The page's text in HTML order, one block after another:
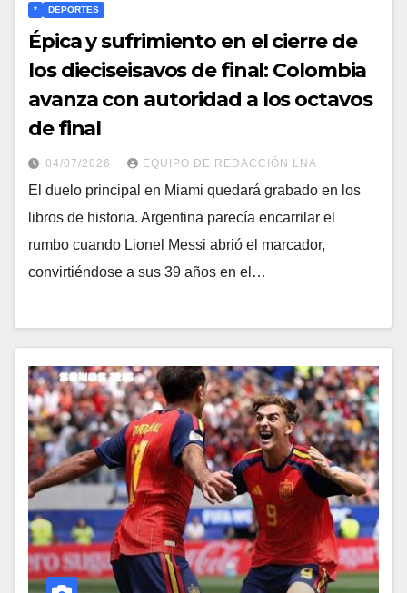
* DEPORTES
Épica y sufrimiento en el cierre de
los dieciseisavos de final: Colombia
avanza con autoridad a los octavos
de final
04/07/2026 EQUIPO DE REDACCIÓN LNA
​El duelo principal en Miami quedará grabado en los
libros de historia. Argentina parecía encarrilar el
rumbo cuando Lionel Messi abrió el marcador,
convirtiéndose a sus 39 años en el…